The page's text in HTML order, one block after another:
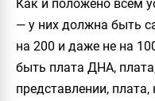
Как и положено всем
— у них должна быть
на 200 и даже не на
быть плата ДНА,
представлении,